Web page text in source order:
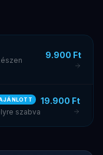
9.900 Ft
szabva
19.900 Ft